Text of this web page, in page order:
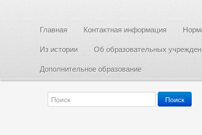
Главная Контактная информация
Из истории Об образовательных
Дополнительное образование